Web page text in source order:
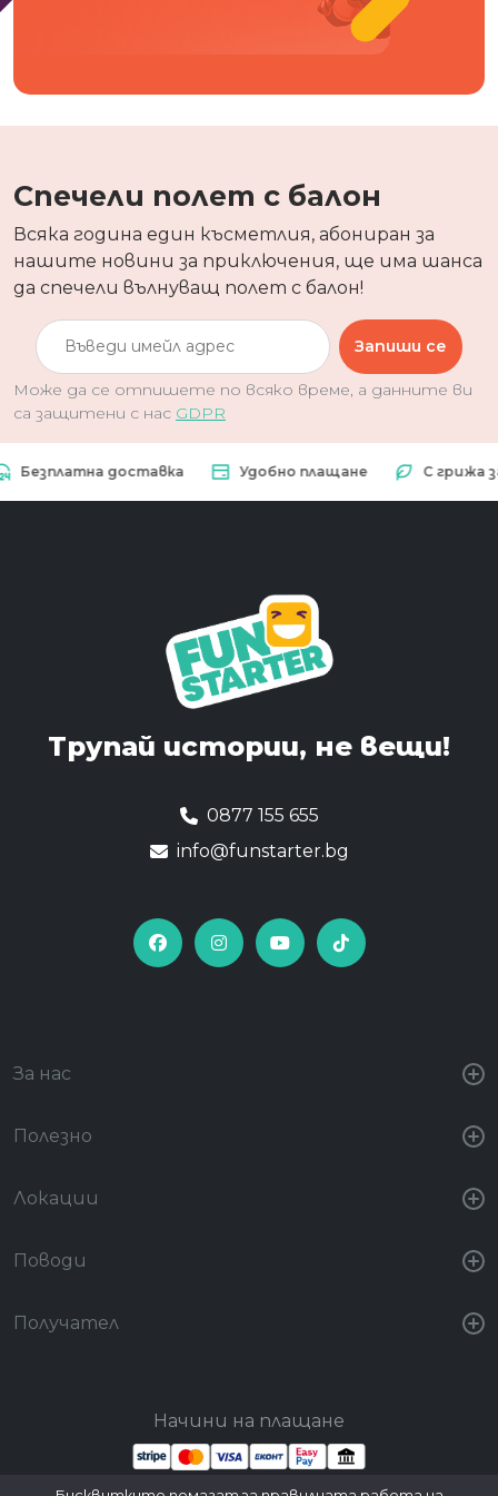
Спечели полет с балон
Всяка година един късметлия, абониран за
нашите новини за приключения, ще има шанса
да спечели вълнуващ полет с балон!
Запиши се
Може да се отпишете по всяко време, а данните ви
са защитени с нас GDPR
доставка Удобно плащане С грижа за
Трупай истории, не вещи!
0877 155 655
info@funstarter.bg
За нас
Полезно
Локации
Поводи
Получател
Начини на плащане